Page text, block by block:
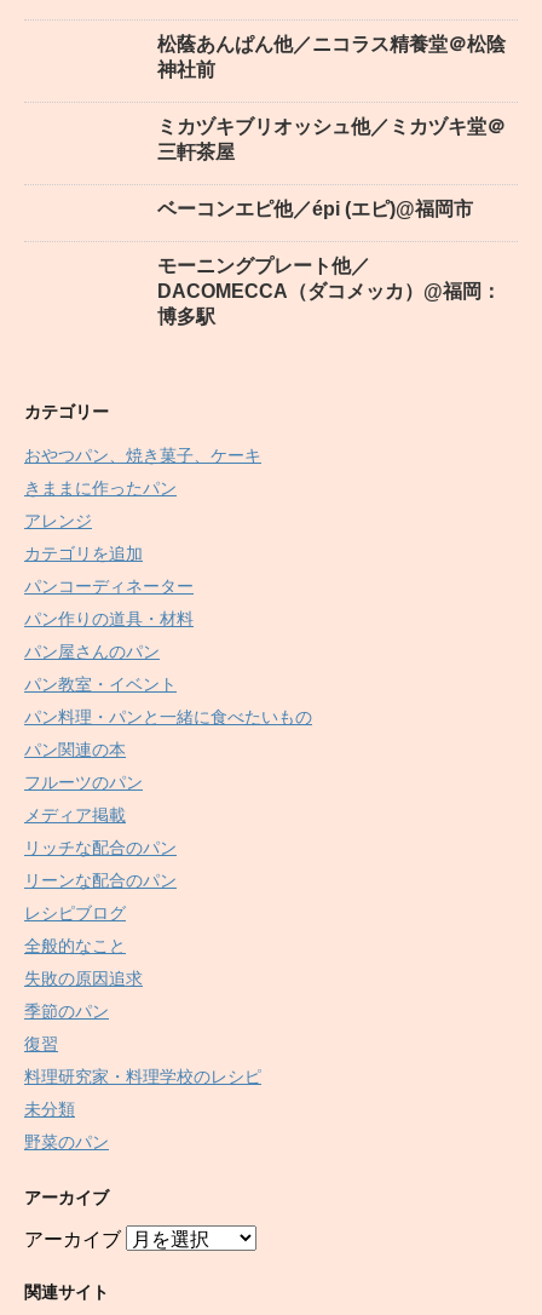
松蔭あんぱん他／ニコラス精養堂＠松陰
神社前
ミカヅキブリオッシュ他／ミカヅキ堂＠
三軒茶屋
ベーコンエピ他／épi (エピ)@福岡市
モーニングプレート他／
DACOMECCA（ダコメッカ）@福岡：
博多駅
カテゴリー
おやつパン、焼き菓子、ケーキ
きままに作ったパン
アレンジ
カテゴリを追加
パンコーディネーター
パン作りの道具・材料
パン屋さんのパン
パン教室・イベント
パン料理・パンと一緒に食べたいもの
パン関連の本
フルーツのパン
メディア掲載
リッチな配合のパン
リーンな配合のパン
レシピブログ
全般的なこと
失敗の原因追求
季節のパン
復習
料理研究家・料理学校のレシピ
未分類
野菜のパン
アーカイブ
アーカイブ
関連サイト